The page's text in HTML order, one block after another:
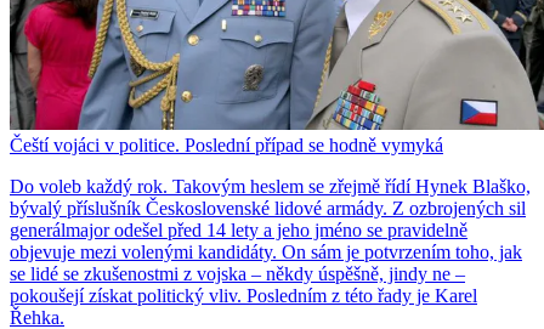
Čeští vojáci v politice. Poslední případ se hodně vymyká
Do voleb každý rok. Takovým heslem se zřejmě řídí Hynek Blaško,
bývalý příslušník Československé lidové armády. Z ozbrojených sil
generálmajor odešel před 14 lety a jeho jméno se pravidelně
objevuje mezi volenými kandidáty. On sám je potvrzením toho, jak
se lidé se zkušenostmi z vojska – někdy úspěšně, jindy ne –
pokoušejí získat politický vliv. Posledním z této řady je Karel
Řehka.